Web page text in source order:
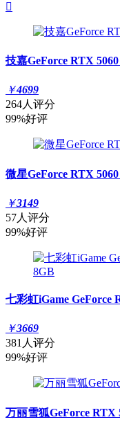

技嘉GeForce RTX
￥4699
264人评分
99%好评
微星GeForce RTX
￥3149
57人评分
99%好评
七彩虹iGame GeForce
￥3669
381人评分
99%好评
万丽雪狐GeForce RTX